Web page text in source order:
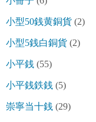
小型50銭黄銅貨 (2)
小型5銭白銅貨 (2)
小平銭 (55)
小平銭鉄銭 (5)
崇寧当十銭 (29)